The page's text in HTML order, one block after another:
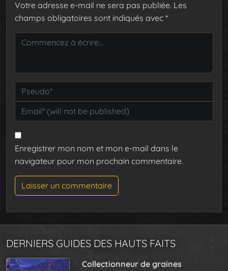
Votre adresse e-mail ne sera pas publiée. Les
champs obligatoires sont indiqués avec *
Enregistrer mon nom et mon e-mail dans le
navigateur pour mon prochain commentaire.
DERNIERS GUIDES DES HAUTS FAITS
Collectionneur de graines